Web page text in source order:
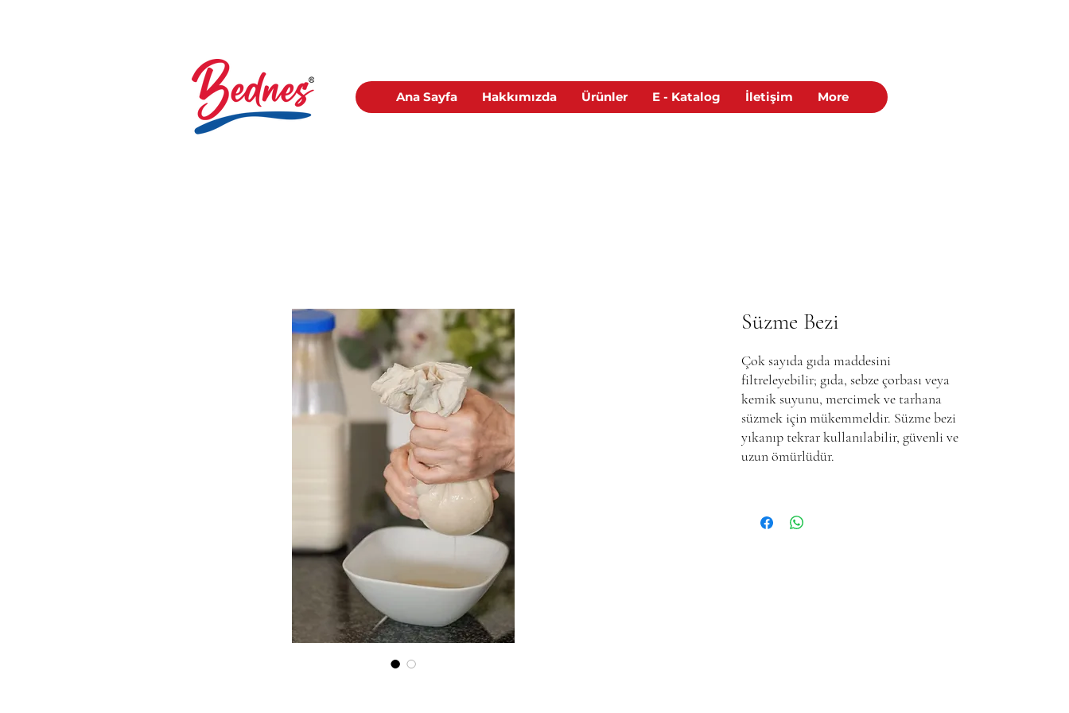
Ana Sayfa Hakkımızda Ürünler E - Katalog İletişim More
Süzme Bezi
Çok sayıda gıda maddesini
filtreleyebilir; gıda, sebze çorbası veya
kemik suyunu, mercimek ve tarhana
süzmek için mükemmeldir. Süzme bezi
yıkanıp tekrar kullanılabilir, güvenli ve
uzun ömürlüdür.